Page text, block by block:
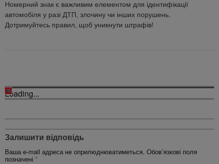
Номерний знак є важливим елементом для ідентифікації
автомобіля у разі ДТП, злочину чи інших порушень.
Дотримуйтесь правил, щоб уникнути штрафів!
Loading...
Залишити відповідь
Ваша e-mail адреса не оприлюднюватиметься. Обов’язкові поля
позначені *